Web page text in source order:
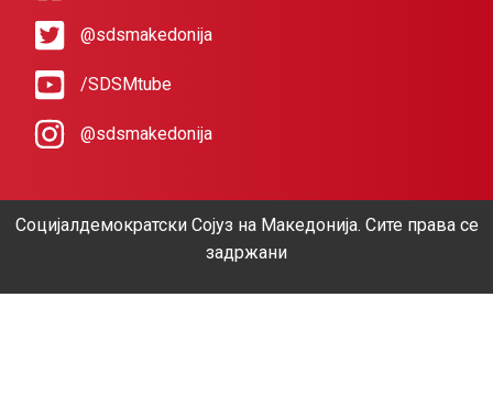
@sdsmakedonija
/SDSMtube
@sdsmakedonija
Социјалдемократски Сојуз на Македонија. Сите права се
задржани